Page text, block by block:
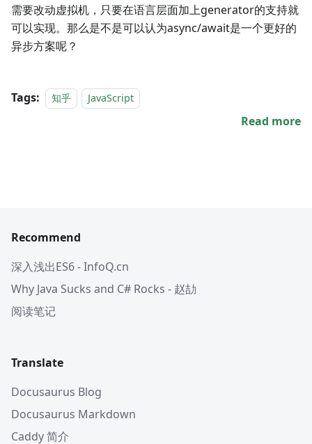
需要改动虚拟机，只要在语言层面加上generator的支持就
可以实现。那么是不是可以认为async/await是一个更好的
异步方案呢？
Tags: 知乎 JavaScript
Read more
Recommend
深入浅出ES6 - InfoQ.cn
Why Java Sucks and C# Rocks - 赵劼
阅读笔记
Translate
Docusaurus Blog
Docusaurus Markdown
Caddy 简介